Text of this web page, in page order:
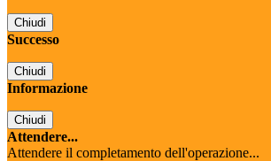
Chiudi
Successo
Chiudi
Informazione
Chiudi
Attendere...
Attendere il completamento dell'operazione...